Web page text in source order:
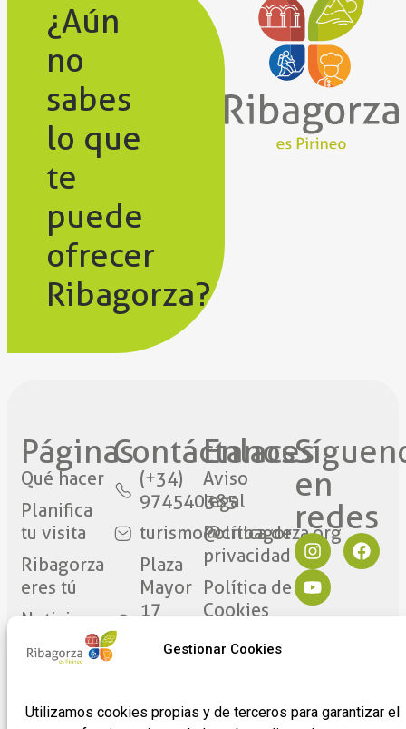
Gestionar Cookies
Utilizamos cookies propias y de terceros para garantizar el
¿Aún
no
sabes
lo que
te
puede
ofrecer
Ribagorza?
Páginas
Qué hacer
Planifica
tu visita
Ribagorza
eres tú
Noticias
Contáctanos​
(+34)
974540385
turismo@cribagorza.org
Plaza
Mayor
17
Graus
Enlaces
Aviso
legal
Política de
privacidad
Política de
Cookies
Formulario
de
en
redes​